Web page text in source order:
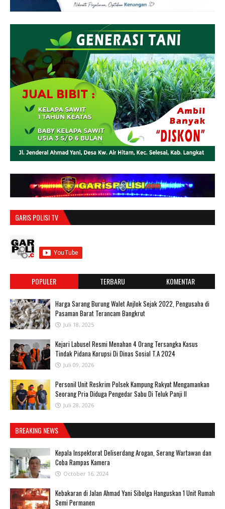
GARIS POLISI TV
POPULER TERBARU KOMENTAR
Harga Sarang Burung Walet Anjlok Sejak 2022, Pengusaha di
Pasaman Barat Terancam Bangkrut
Juli 18, 2025
‎Kejari Labusel Resmi Menahan 4 Orang Tersangka Kasus
Tindak Pidana Korupsi Di Dinas Sosial T.A 2024
Juli 09, 2026
Personil Unit Reskrim Polsek Kampung Rakyat Mengamankan
Seorang Pria Diduga Pengedar Sabu Di Teluk Panji II
Juli 28, 2026
BREAKING NEWS
Kepala Inspektorat Deliserdang Arogan, Serang Wartawan dan
Coba Rampas Kamera
October 16, 2024
Kebakaran di Jalan Ahmad Yani Sibolga Hanguskan 1 Unit Rumah
Semi Permanen